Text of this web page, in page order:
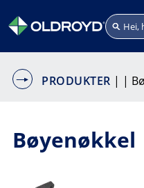
PRODUKTER | |
Bøyenøkkel